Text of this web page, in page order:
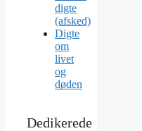
digte
(afsked)
Digte
om
livet
og
døden
Dedikerede